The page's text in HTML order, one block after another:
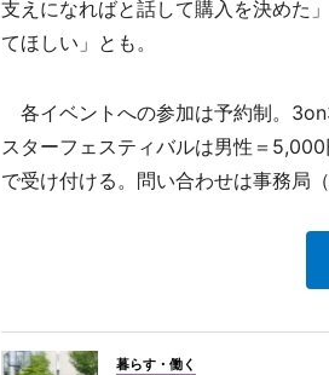
支えになればと話して購入を決めた
てほしい」とも。
各イベントへの参加は予約制。
スターフェスティバルは男性＝
で受け付ける。問い合わせは事務局
暮らす・働く